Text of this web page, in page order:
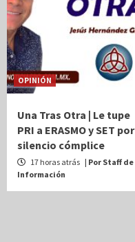
OPINIÓN
Una Tras Otra | Le tupe
PRI a ERASMO y SET por
silencio cómplice
17 horas atrás | Por Staff de
Información